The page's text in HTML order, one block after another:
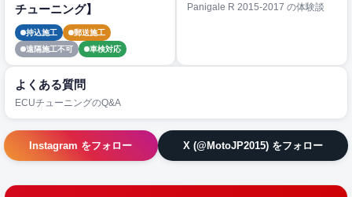
チューニング】
持込施工
郵送施工
遠隔施工不可
車検対応
Panigale R 2015-2017 の体験談
よくある質問
ECUチューニングのQ&A
Instagram をフォロー X (@MotoJP2015) をフォロー